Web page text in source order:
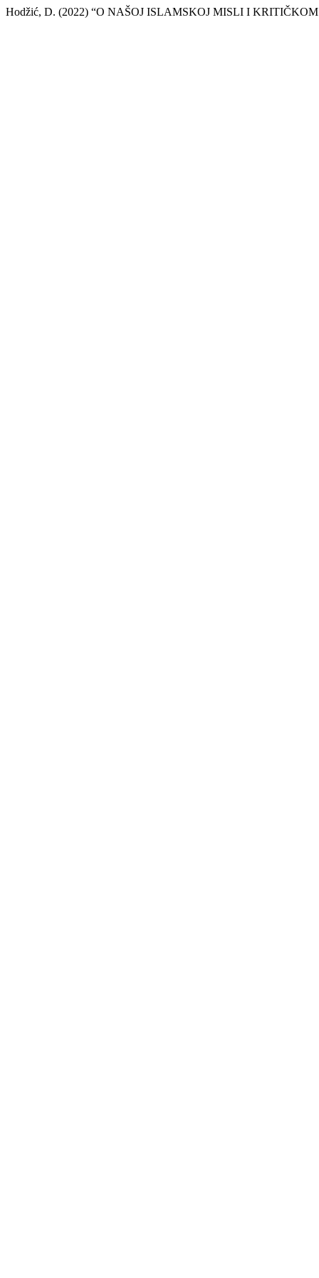
Hodžić, D. (2022) “O NAŠOJ ISLAMSKOJ MISLI I